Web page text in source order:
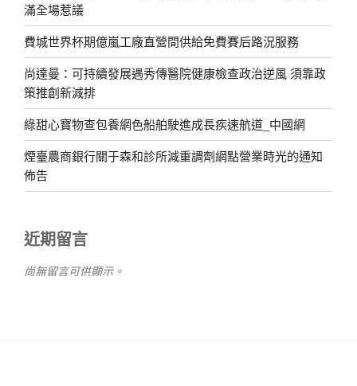
滿全場惹議
費城世界杯期億嵐工廠直營間供給免費賽后路況服務
尚達曼：可持續發展遇秀傳醫院健康檢查政治逆風 須靠政
策推創新減排
綠甜心寶物查包養網色船舶駛進成長疾速航道_中國網
煙臺農商銀行關于森和診所減重調劑網點營業時光的通知
佈告
近期留言
尚無留言可供顯示。